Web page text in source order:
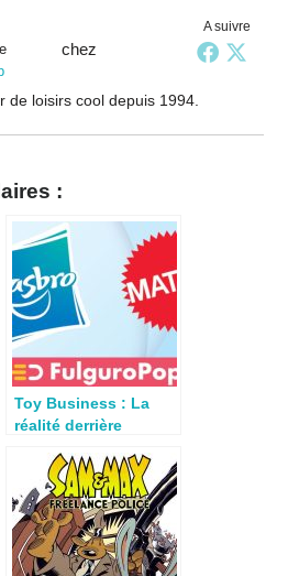
A suivre
chez
de loisirs cool depuis 1994.
:
Toy Business : La
réalité derrière
Hasbro-Mattel